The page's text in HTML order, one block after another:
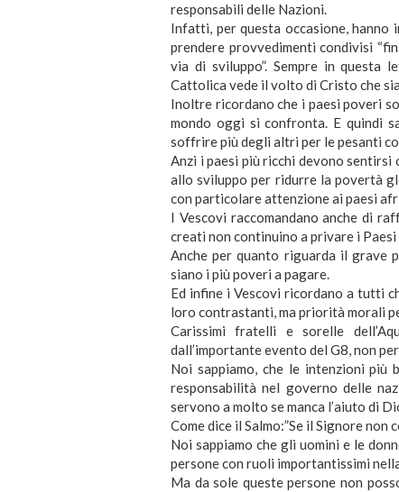
responsabili delle Nazioni.
Infatti, per questa occasione, hanno
prendere provvedimenti condivisi
via di sviluppo”. Sempre in questa
Cattolica vede il volto di Cristo che
Inoltre ricordano che i paesi poveri
mondo oggi si confronta. E quindi
soffrire più degli altri per le pesanti
Anzi i paesi più ricchi devono
allo sviluppo per ridurre la povertà
con particolare attenzione ai paesi
I Vescovi raccomandano anche di
creati non continuino a privare i
Anche per quanto riguarda il grave
siano i più poveri a pagare.
Ed infine i Vescovi ricordano a tutti
loro contrastanti, ma priorità morali
Carissimi fratelli e sorelle
dall’importante evento del G8, non
Noi sappiamo, che le intenzioni
responsabilità nel governo delle
servono a molto se manca l’aiuto di
Come dice il Salmo:”Se il Signore
Noi sappiamo che gli uomini e le
persone con ruoli importantissimi
Ma da sole queste persone non